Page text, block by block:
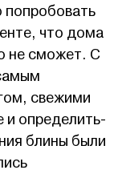
что дома
не сможет. С
свежими
и определить-
блины были